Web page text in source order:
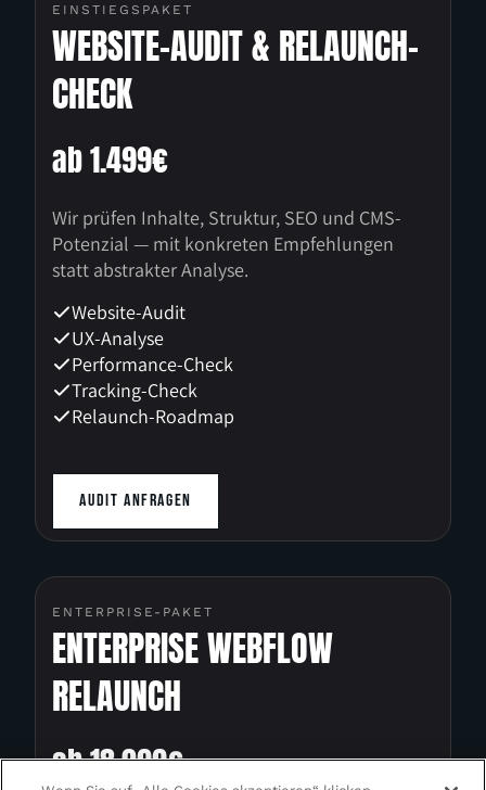
EINSTIEGSPAKET
WEBSITE-AUDIT & RELAUNCH-
CHECK
ab 1.499€
Wir prüfen Inhalte, Struktur, SEO und CMS-
Potenzial — mit konkreten Empfehlungen
statt abstrakter Analyse.
Website-Audit
UX-Analyse
Performance-Check
Tracking-Check
Relaunch-Roadmap
AUDIT ANFRAGEN
ENTERPRISE-PAKET
ENTERPRISE WEBFLOW
RELAUNCH
ab 18.099€